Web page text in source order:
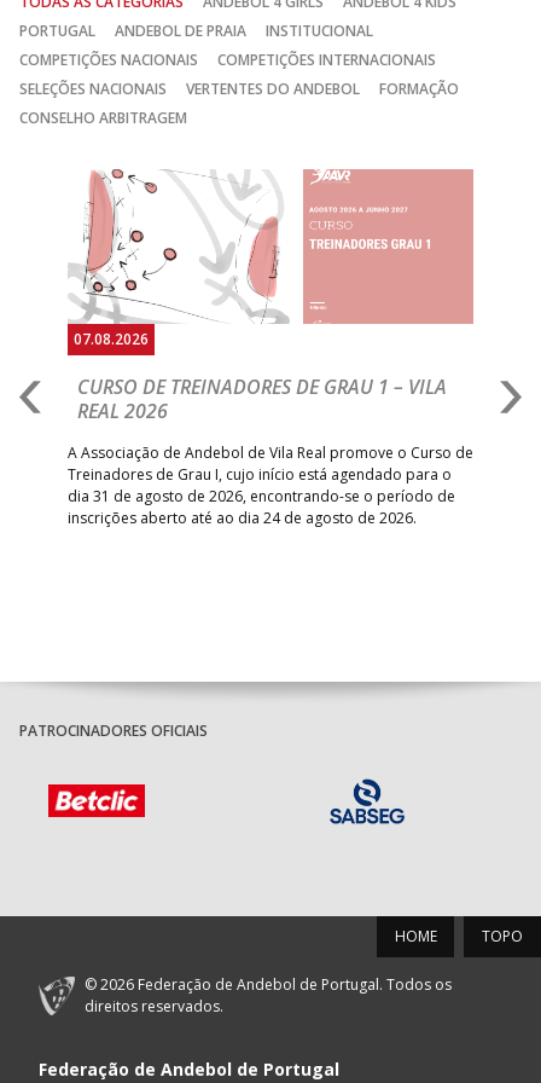
PORTUGAL
ANDEBOL DE PRAIA
INSTITUCIONAL
COMPETIÇÕES NACIONAIS
COMPETIÇÕES INTERNACIONAIS
SELEÇÕES NACIONAIS
VERTENTES DO ANDEBOL
FORMAÇÃO
CONSELHO ARBITRAGEM
07.08.2026
CURSO DE TREINADORES DE GRAU 1 – VILA
REAL 2026
A Associação de Andebol de Vila Real promove o Curso de
Treinadores de Grau I, cujo início está agendado para o
dia 31 de agosto de 2026, encontrando-se o período de
inscrições aberto até ao dia 24 de agosto de 2026.
Anterior
PATROCINADORES OFICIAIS
TOPO
HOME
© 2026 Federação de Andebol de Portugal. Todos os
direitos reservados.
Federação de Andebol de Portugal